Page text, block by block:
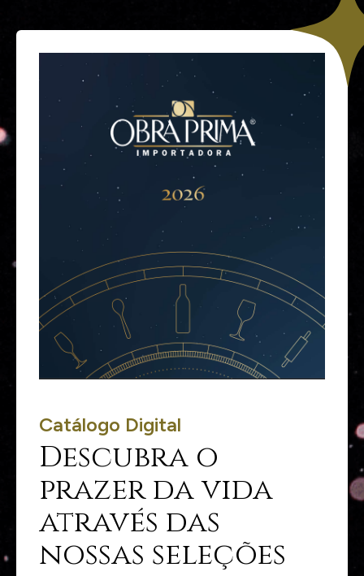
Catálogo Digital
Descubra o
prazer da vida
através das
nossas seleções